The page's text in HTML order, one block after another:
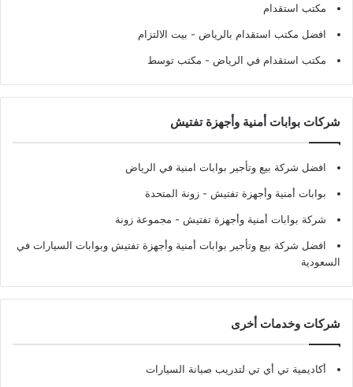
مكتب استقدام
افضل مكتب استقدام بالرياض - بيت الالتزام
مكتب استقدام في الرياض - مكتب توسط
شركات بوابات أمنية وأجهزة تفتيش
افضل شركة بيع وتأجير بوابات امنية في الرياض
بوابات أمنية وأجهزة تفتيش - زونة المتحدة
شركة بوابات أمنية وأجهزة تفتيش - مجموعة زونة
افضل شركة بيع وتأجير بوابات أمنية وأجهزة تفتيش وبوابات السيارات في
السعودية
شركات وخدمات أخرى
أكاديمية تي أي تي لتدريب صيانة السيارات